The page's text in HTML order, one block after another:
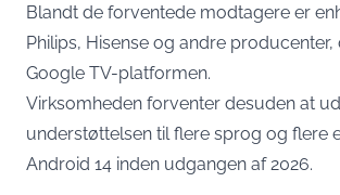
Blandt de forventede modtagere er
Philips, Hisense og andre
Google TV-platformen.
Virksomheden forventer desuden at
understøttelsen til flere sprog og flere
Android 14 inden udgangen af 2026.